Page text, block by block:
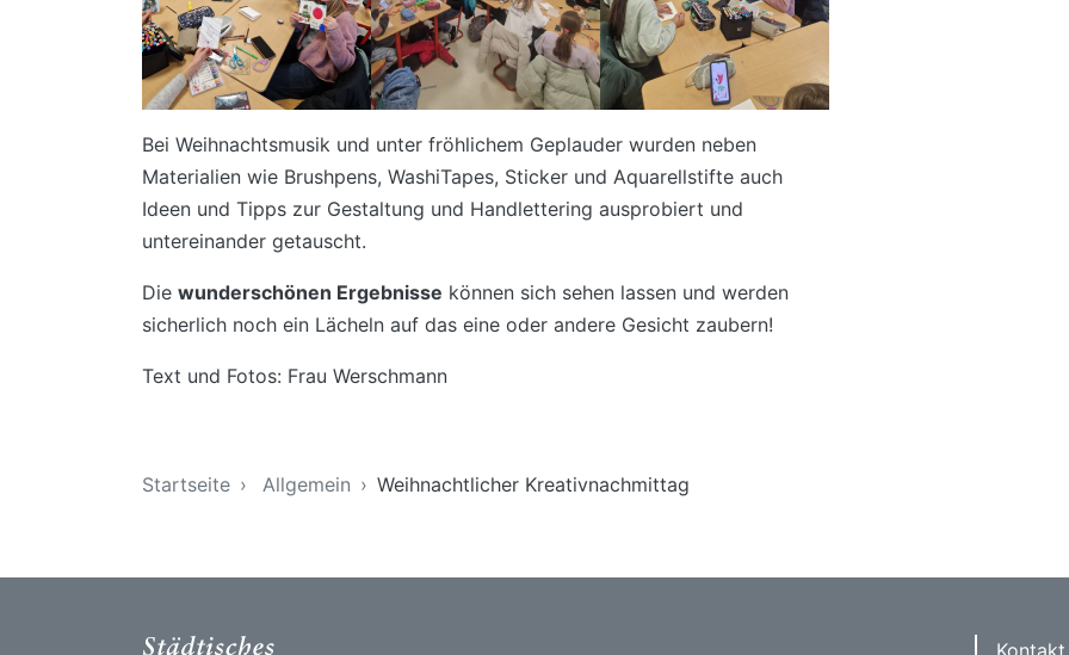
Bei Weihnachtsmusik und unter fröhlichem Geplauder wurden neben
Materialien wie Brushpens, WashiTapes, Sticker und Aquarellstifte auch
Ideen und Tipps zur Gestaltung und Handlettering ausprobiert und
untereinander getauscht.
Die wunderschönen Ergebnisse können sich sehen lassen und werden
sicherlich noch ein Lächeln auf das eine oder andere Gesicht zaubern!
Text und Fotos: Frau Werschmann
Startseite Allgemein Weihnachtlicher Kreativnachmittag
Kontakt